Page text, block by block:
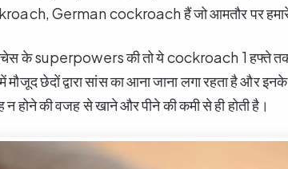
German cockroach हैं जो आमतौर पर हमारे
के superpowers की तो ये cockroach 1 हफ्ते तक
मौजूद छेदों द्वारा सांस का आना जाना लगा रहता है और
होने की वजह से खाने और पीने की कमी से ही होती है।